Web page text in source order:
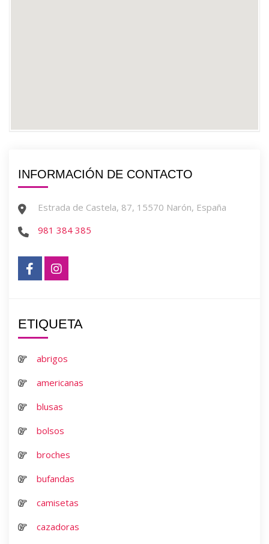
INFORMACIÓN DE CONTACTO
Estrada de Castela, 87, 15570 Narón, España
981 384 385
ETIQUETA
abrigos
americanas
blusas
bolsos
broches
bufandas
camisetas
cazadoras